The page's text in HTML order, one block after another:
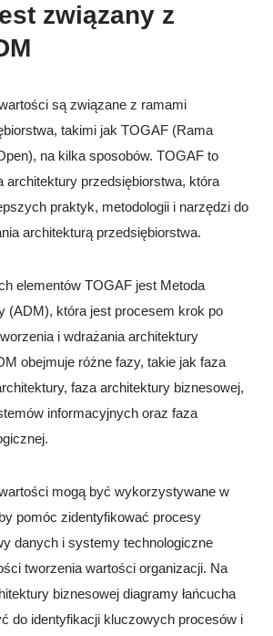
związany z
są związane z ramami
takimi jak TOGAF (Rama
na kilka sposobów. TOGAF to
architektury przedsiębiorstwa, która
praktyk, metodologii i narzędzi do
architekturą przedsiębiorstwa.
elementów TOGAF jest Metoda
(ADM), która jest procesem krok po
i wdrażania architektury
obejmuje różne fazy, takie jak faza
faza architektury biznesowej,
informacyjnych oraz faza
mogą być wykorzystywane w
pomóc zidentyfikować procesy
danych i systemy technologiczne
tworzenia wartości organizacji. Na
biznesowej diagramy łańcucha
do identyfikacji kluczowych procesów i